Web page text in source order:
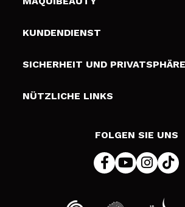
Über uns
Geschenkkarten
KUNDENDIENST
Liefer- und Versandkosten
Zahlung
SICHERHEIT UND PRIVATSPHÄRE
Bedingungen und Datenschutz
NÜTZLICHE LINKS
FOLGEN SIE UNS